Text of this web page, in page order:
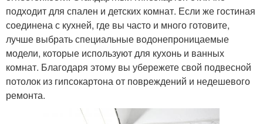
подходит для спален и детских комнат. Если же гостиная
соединена с кухней, где вы часто и много готовите,
лучше выбрать специальные водонепроницаемые
модели, которые используют для кухонь и ванных
комнат. Благодаря этому вы убережете свой подвесной
потолок из гипсокартона от повреждений и недешевого
ремонта.